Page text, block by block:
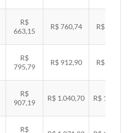
R$
663,15
R$ 760,74 R$ 783,94
R$
795,79
R$ 912,90 R$ 940,74
R$
907,19
R$ 1.040,70 R$ 1.072,43
R$